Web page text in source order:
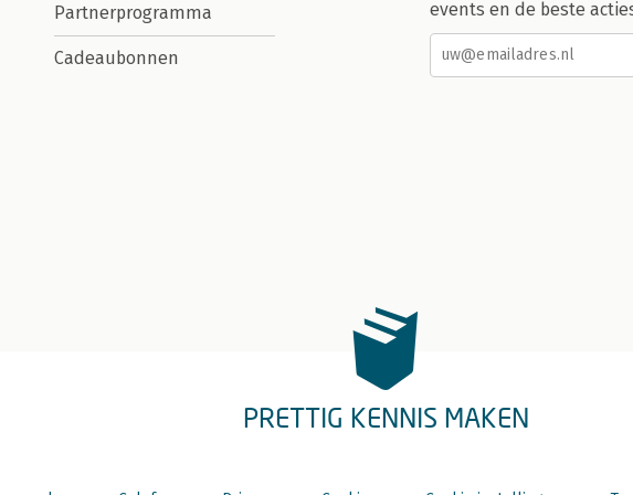
Partnerprogramma
Cadeaubonnen
events en de beste
PRETTIG KENNIS MAKEN